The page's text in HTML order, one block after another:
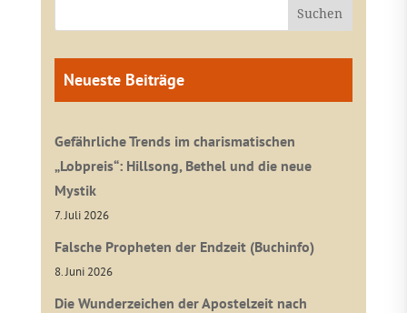
Neueste Beiträge
Gefährliche Trends im charismatischen
„Lobpreis“: Hillsong, Bethel und die neue
Mystik
7. Juli 2026
Falsche Propheten der Endzeit (Buchinfo)
8. Juni 2026
Die Wunderzeichen der Apostelzeit nach